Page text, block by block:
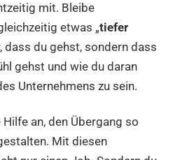
mit. Bleibe
etwas „tiefer
dass du gehst, sondern dass
gehst und wie du daran
Unternehmens zu sein.
Hilfe an, den Übergang so
Mit diesen